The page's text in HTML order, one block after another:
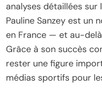
analyses détaillées
Pauline Sanzey est un
en France — et au-
Grâce à son succès
rester une figure
médias sportifs pour